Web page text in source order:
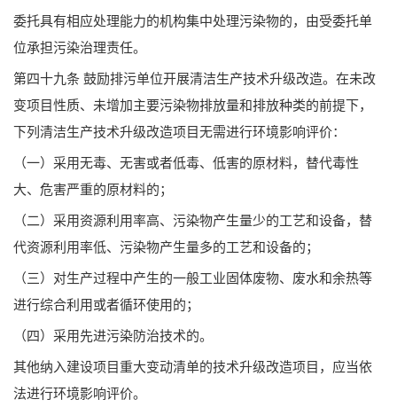
委托具有相应处理能力的机构集中处理污染物的，由受委托单
位承担污染治理责任。
第四十九条 鼓励排污单位开展清洁生产技术升级改造。在未改
变项目性质、未增加主要污染物排放量和排放种类的前提下，
下列清洁生产技术升级改造项目无需进行环境影响评价：
（一）采用无毒、无害或者低毒、低害的原材料，替代毒性
大、危害严重的原材料的；
（二）采用资源利用率高、污染物产生量少的工艺和设备，替
代资源利用率低、污染物产生量多的工艺和设备的；
（三）对生产过程中产生的一般工业固体废物、废水和余热等
进行综合利用或者循环使用的；
（四）采用先进污染防治技术的。
其他纳入建设项目重大变动清单的技术升级改造项目，应当依
法进行环境影响评价。